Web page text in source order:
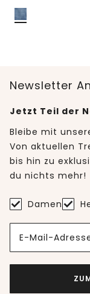
Newsletter
Jetzt Teil der
Bleibe mit
Von aktuellen
bis hin zu
du nichts mehr!
Damen
E-Mail-